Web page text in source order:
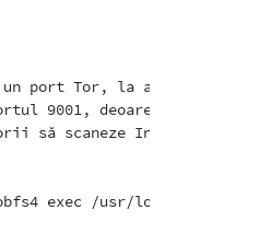
un port Tor, la alegere.
9001, deoarece este
să scaneze Internetul
exec /usr/local/bin/